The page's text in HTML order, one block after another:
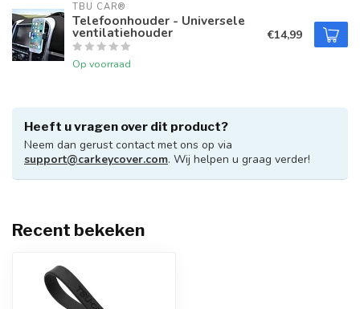
TBU CAR®
Telefoonhouder - Universele
ventilatiehouder
Op voorraad
€14,99
Heeft u vragen over dit product?
Neem dan gerust contact met ons op via
support@carkeycover.com. Wij helpen u graag verder!
Recent bekeken